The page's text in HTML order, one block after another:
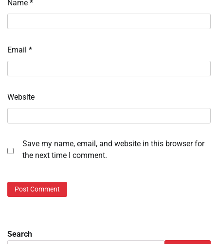
Name *
Email *
Website
Save my name, email, and website in this browser for
the next time I comment.
Search